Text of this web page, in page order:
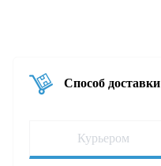
Способ доставки
Курьером